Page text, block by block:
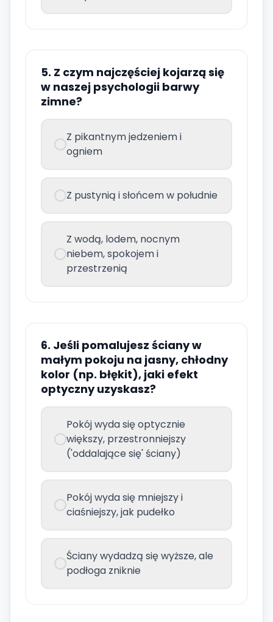
5. Z czym najczęściej kojarzą się
w naszej psychologii barwy
zimne?
Z pikantnym jedzeniem i
ogniem
Z pustynią i słońcem w południe
Z wodą, lodem, nocnym
niebem, spokojem i
przestrzenią
6. Jeśli pomalujesz ściany w
małym pokoju na jasny, chłodny
kolor (np. błękit), jaki efekt
optyczny uzyskasz?
Pokój wyda się optycznie
większy, przestronniejszy
('oddalające się' ściany)
Pokój wyda się mniejszy i
ciaśniejszy, jak pudełko
Ściany wydadzą się wyższe, ale
podłoga zniknie